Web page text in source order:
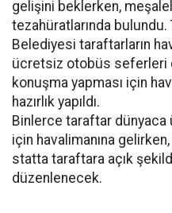
gelişini beklerken,
tezahüratlarında
Belediyesi taraftarların
ücretsiz otobüs seferleri
konuşma yapması için
hazırlık yapıldı.
Binlerce taraftar
için havalimanına
statta taraftara açık
düzenlenecek.